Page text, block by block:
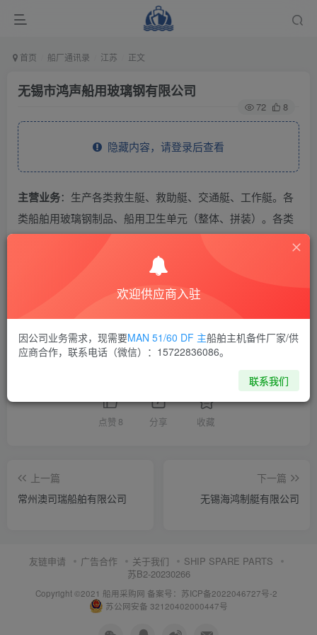
首页 船厂通讯录 江苏 正文
无锡市鸿声船用玻璃钢有限公司
72 8
隐藏内容，请登录后查看
主营业务：生产各类救生艇、救助艇、交通艇、工作艇。各
类船舶用玻璃钢制品、船用卫生单元（整体、拼装）。各类
点赞 8 分享 收藏
上一篇
常州澳司瑞船舶有限公司
下一篇
无锡海鸿制艇有限公司
友链申请 广告合作 关于我们
SHIP SPARE PARTS
苏B2-20230266
Copyright ©2021 船用采购网 备案号：苏ICP备2022046727号-2
苏公网安备 32120402000447号
欢迎供应商入驻
因公司业务需求，现需要MAN 51/60 DF 主船舶主机备件厂家/供
应商合作，联系电话（微信）：15722836086。
联系我们